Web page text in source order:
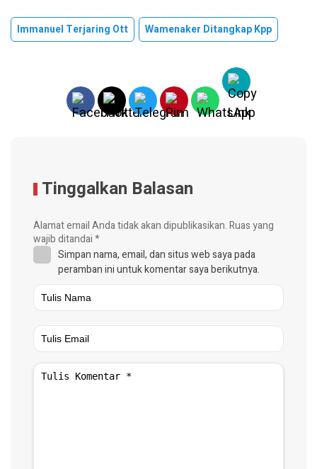
Immanuel Terjaring Ott Wamenaker Ditangkap Kpp
Tinggalkan Balasan
Alamat email Anda tidak akan dipublikasikan.Ruas yang
wajib ditandai*
Simpan nama, email, dan situs web saya pada
peramban ini untuk komentar saya berikutnya.